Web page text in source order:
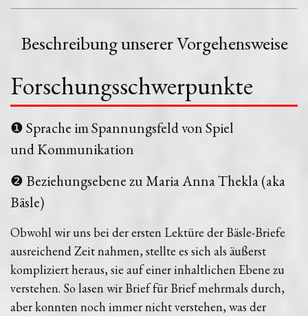
Beschreibung unserer Vorgehensweise
Forschungsschwerpunkte
❶ Sprache im Spannungsfeld von Spiel
und Kommunikation
❷ Beziehungsebene zu Maria Anna Thekla (aka
Bäsle)
Obwohl wir uns bei der ersten Lektüre der Bäsle-Briefe
ausreichend Zeit nahmen, stellte es sich als äußerst
kompliziert heraus, sie auf einer inhaltlichen Ebene zu
verstehen. So lasen wir Brief für Brief mehrmals durch,
aber konnten noch immer nicht verstehen, was der